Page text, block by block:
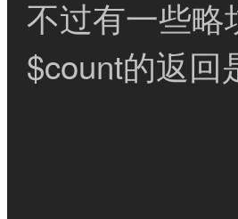
不过有一些略
$count的返回